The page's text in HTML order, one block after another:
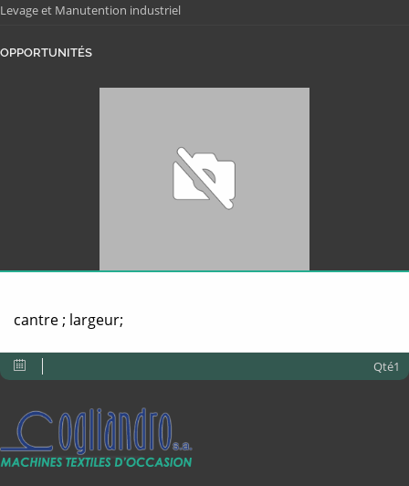
Levage et Manutention industriel
OPPORTUNITÉS
cantre ; largeur;
Qté1